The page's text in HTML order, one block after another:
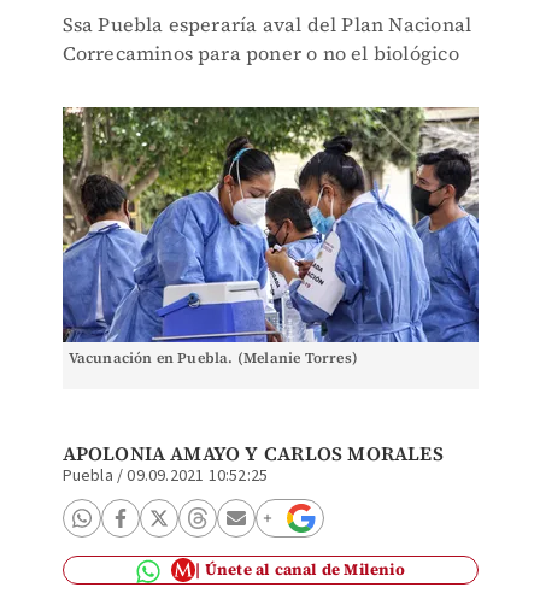
Ssa Puebla esperaría aval del Plan Nacional
Correcaminos para poner o no el biológico
Vacunación en Puebla. (Melanie Torres)
APOLONIA AMAYO Y CARLOS MORALES
Puebla /09.09.2021 10:52:25
Únete al canal de Milenio